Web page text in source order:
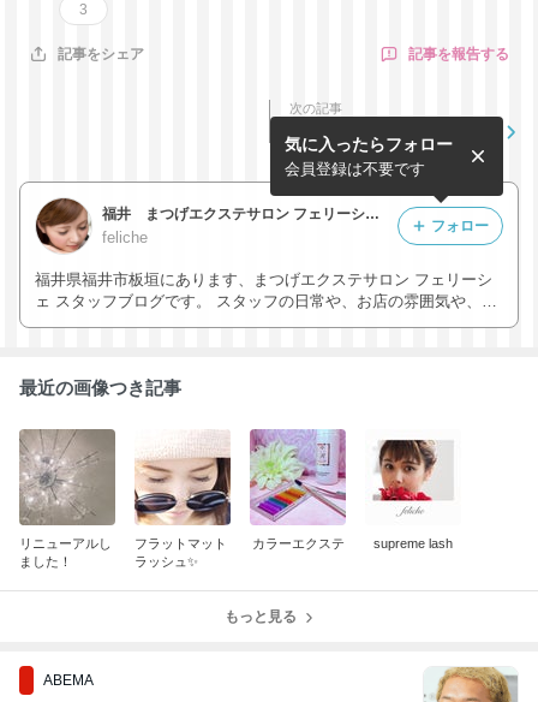
3
記事をシェア 記事を報告する
次の記事
@feliche_itagaki で専属の
エステティシャンによるドラ
イヘッドスパが始まりま...
福井 まつげエクステサロン フェリーシェ / EyelashSalon feliche
feliche
福井県福井市板垣にあります、まつげエクステサロン フェリーシ
ェ スタッフブログです。 スタッフの日常や、お店の雰囲気や、お
店のキャンペーン、お得な情報など、盛りだくさんの内容でブログ
気に入ったらフォロー
会員登録は不要です
フォロー
最近の画像つき記事
リニューアルし
ました！
フラットマット
ラッシュ✨
カラーエクステ supreme lash
もっと見る
ABEMA